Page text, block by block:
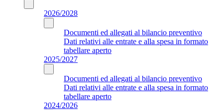
2026/2028
Documenti ed allegati al bilancio preventivo
Dati relativi alle entrate e alla spesa in formato
tabellare aperto
2025/2027
Documenti ed allegati al bilancio preventivo
Dati relativi alle entrate e alla spesa in formato
tabellare aperto
2024/2026